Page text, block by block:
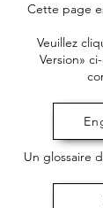
Cette page
Veuillez
Version»
Un glossaire